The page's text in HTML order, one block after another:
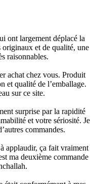
ont largement déplacé la
originaux et de qualité, une
raisonnables.
achat chez vous. Produit
et qualité de l’emballage.
sur ce site.
surprise par la rapidité
et votre sériosité. Je
commandes.
applaudir, ça fait vraiment
ma deuxième commande